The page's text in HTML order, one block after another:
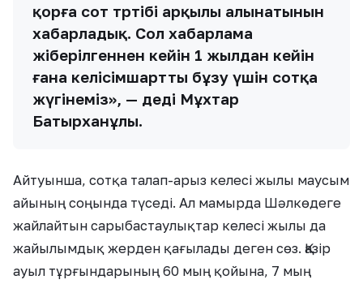
қорға сот тәртібі арқылы алынатынын
хабарладық. Сол хабарлама
жіберілгеннен кейін 1 жылдан кейін
ғана келісімшартты бұзу үшін сотқа
жүгінеміз», — деді Мұхтар
Батырханұлы.
Айтуынша, сотқа талап-арыз келесі жылы маусым
айының соңында түседі. Ал мамырда Шәлкөдеге
жайлайтын сарыбастаулықтар келесі жылы да
жайылымдық жерден қағылады деген сөз. Қазір
ауыл тұрғындарының 60 мың қойына, 7 мың